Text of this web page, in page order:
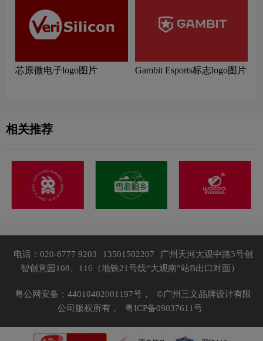
芯原微电子logo图片 Gambit Esports标志logo图片
相关推荐
电话：020-8777 9203 13501502207
广州天河大观中路3号创
智创意园108、116（地铁21号线“大观南”站B出口对面）
粤公网安备：44010402001197号，
©广州三文品牌设计有限
公司版权所有，
粤ICP备09037611号